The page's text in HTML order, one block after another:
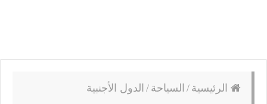
الرئيسية / السياحة / الدول الأجنبية